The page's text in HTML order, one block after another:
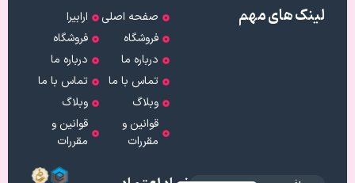
لینک های مهم
صفحه اصلی
فروشگاه
درباره ما
تماس با ما
وبلاگ
قوانین و
مقررات
ارابیرا
فروشگاه
درباره ما
تماس با ما
وبلاگ
قوانین و
مقررات